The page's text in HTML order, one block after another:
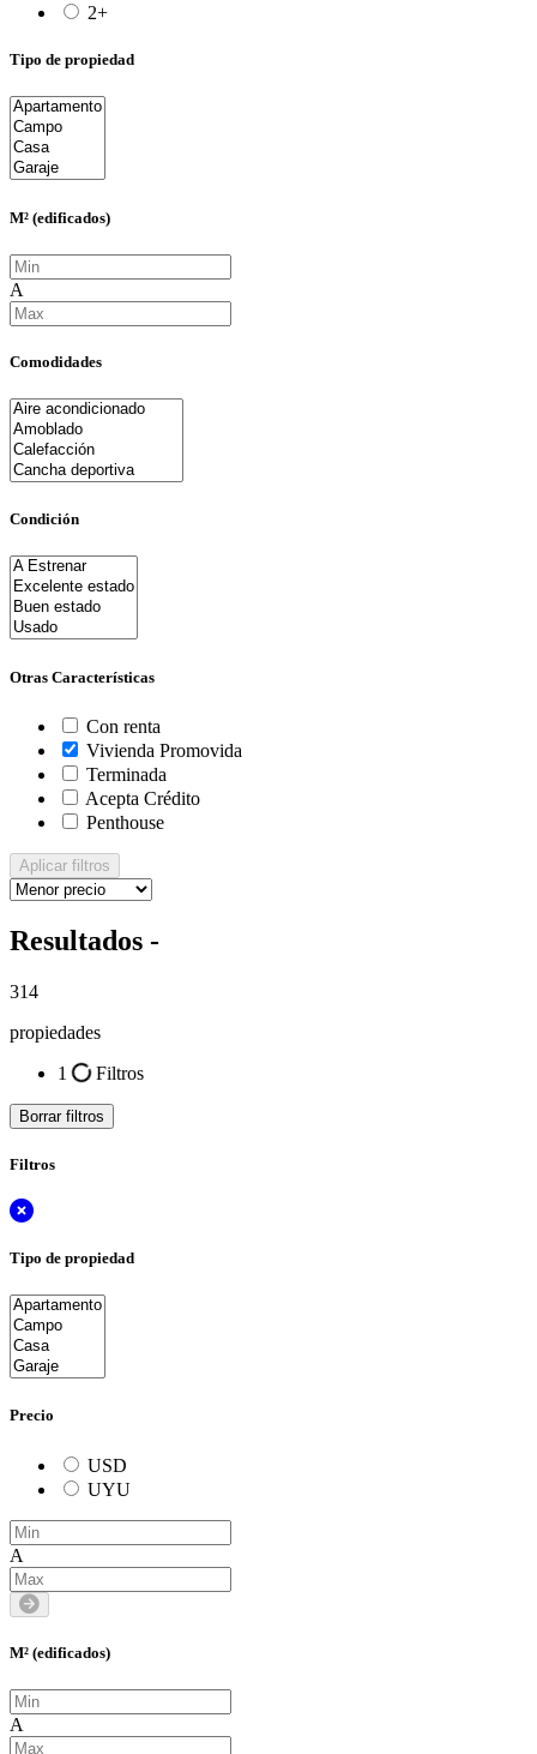
2+
Tipo de propiedad
M² (edificados)
A
Comodidades
Condición
Otras Características
Con renta
Vivienda Promovida
Terminada
Acepta Crédito
Penthouse
Aplicar filtros
Resultados -
314
propiedades
1
Filtros
Borrar filtros
Filtros
Tipo de propiedad
Precio
USD
UYU
A
M² (edificados)
A